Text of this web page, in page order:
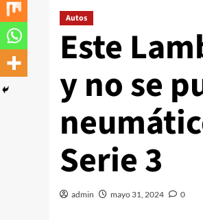
Autos
Este
y no se
Serie 3
admin mayo 31, 2024 0